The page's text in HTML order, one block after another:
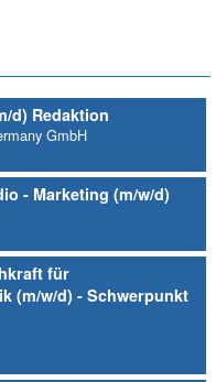
d) Redaktion
GmbH
- Marketing (m/w/d)
für
(m/w/d) - Schwerpunkt